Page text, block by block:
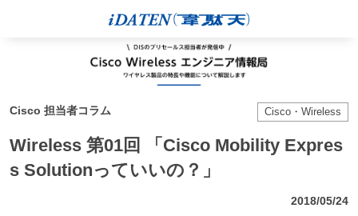
Cisco 担当者コラム Cisco・Wireless
Wireless 第01回 「Cisco Mobility Expres
s Solutionっていいの？」
2018/05/24